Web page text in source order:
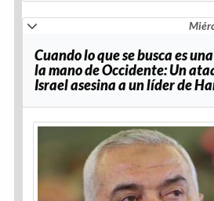
Cuando lo que se busca es
la mano de Occidente: Un
Israel asesina a un líder de